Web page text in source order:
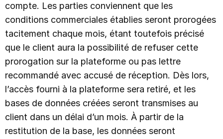
OFFRES
NOUS CONTACTER
ESPACE CLIENT
Le coach intelligent Eden
compte. Les parties conviennent que les
conditions commerciales établies seront prorogées
tacitement chaque mois, étant toutefois précisé
que le client aura la possibilité de refuser cette
prorogation sur la plateforme ou pas lettre
recommandé avec accusé de réception. Dès lors,
l’accès fourni à la plateforme sera retiré, et les
bases de données créées seront transmises au
client dans un délai d’un mois. À partir de la
restitution de la base, les données seront